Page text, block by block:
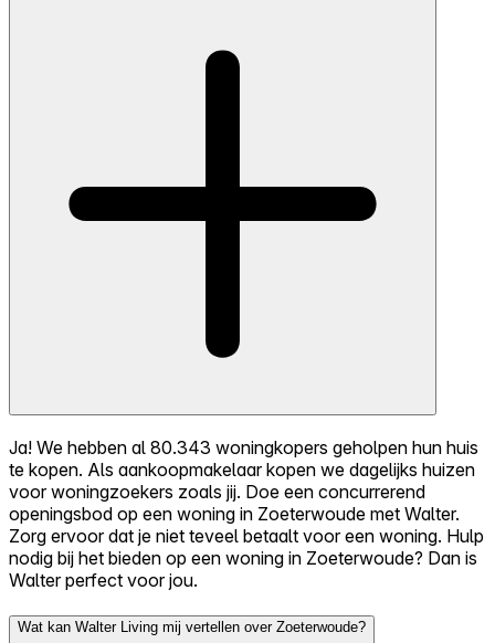
Ja! We hebben al 80.343 woningkopers geholpen hun huis
te kopen. Als aankoopmakelaar kopen we dagelijks huizen
voor woningzoekers zoals jij. Doe een concurrerend
openingsbod op een woning in Zoeterwoude met Walter.
Zorg ervoor dat je niet teveel betaalt voor een woning. Hulp
nodig bij het bieden op een woning in Zoeterwoude? Dan is
Walter perfect voor jou.
Wat kan Walter Living mij vertellen over Zoeterwoude?